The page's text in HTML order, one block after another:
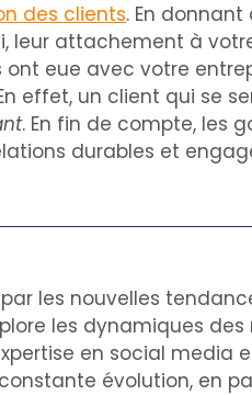
des clients. En
leur attachement à
eue avec votre
effet, un client qui se
. En fin de compte, les
durables et
les nouvelles
les dynamiques des
en social media
évolution, en